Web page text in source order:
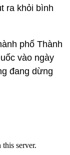
ra khỏi bình
phố Thành
vào ngày
đang dừng